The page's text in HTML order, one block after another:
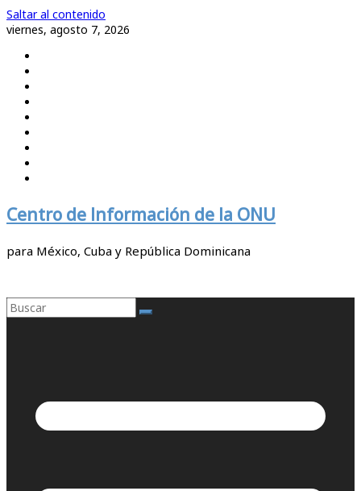
Saltar al contenido
viernes, agosto 7, 2026
Centro de Información de la ONU
para México, Cuba y República Dominicana